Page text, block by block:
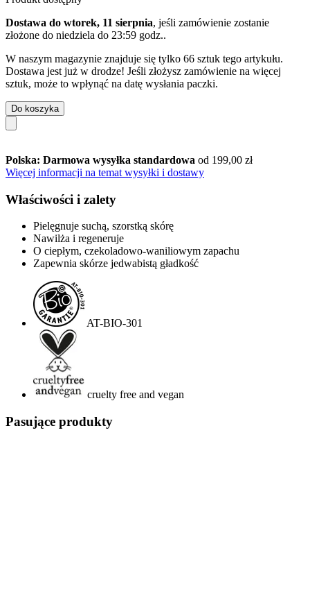
Dostawa do wtorek, 11 sierpnia, jeśli zamówienie zostanie
złożone do niedziela do 23:59 godz..
W naszym magazynie znajduje się tylko 66 sztuk tego artykułu.
Dostawa jest już w drodze! Jeśli złożysz zamówienie na więcej
sztuk, może to wpłynąć na datę wysłania paczki.
Do koszyka
Polska: Darmowa wysyłka standardowa od 199,00 zł
Więcej informacji na temat wysyłki i dostawy
Właściwości i zalety
Pielęgnuje suchą, szorstką skórę
Nawilża i regeneruje
O ciepłym, czekoladowo-waniliowym zapachu
Zapewnia skórze jedwabistą gładkość
AT-BIO-301
cruelty free and vegan
Pasujące produkty